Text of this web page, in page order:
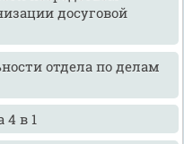
досуговой
отдела по делам
4 в 1